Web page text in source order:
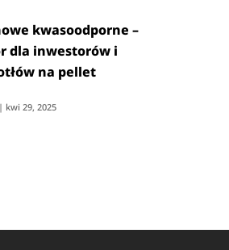
kwasoodporne –
dla inwestorów i
na pellet
| kwi 29, 2025